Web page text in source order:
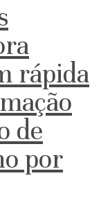
rápida
de
por